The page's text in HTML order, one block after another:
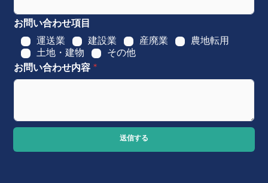
お問い合わせ項目
運送業
建設業 産廃業
農地転用
土地・建物
その他
お問い合わせ内容*
送信する